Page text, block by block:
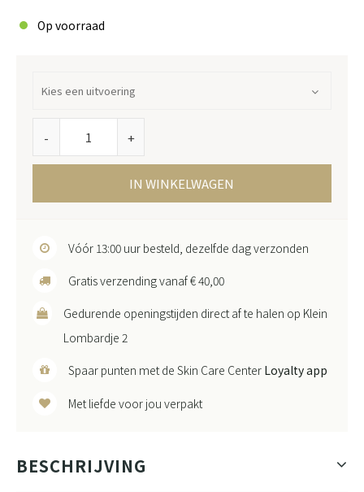
Op voorraad
- +
IN WINKELWAGEN
Vóór 13:00 uur besteld, dezelfde dag verzonden
Gratis verzending vanaf € 40,00
Gedurende openingstijden direct af te halen op Klein
Lombardje 2
Spaar punten met de Skin Care Center Loyalty app
Met liefde voor jou verpakt
BESCHRIJVING